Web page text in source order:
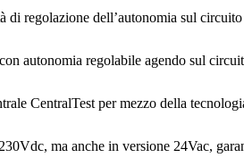
regolazione dell’autonomia sul
autonomia regolabile agendo sul
CentralTest per mezzo della
ma anche in versione 24Vac,